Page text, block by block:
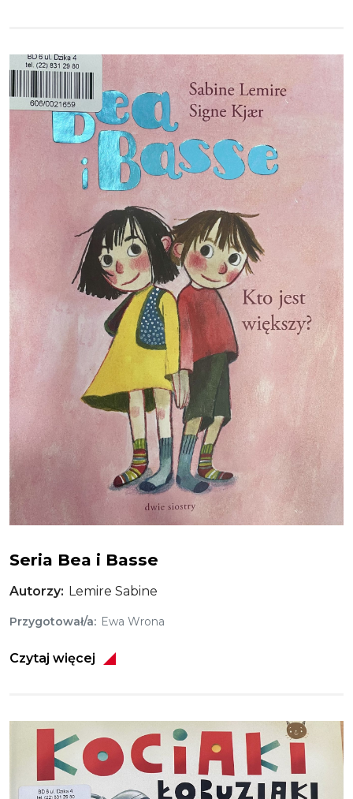
Obraz
Seria Bea i Basse
Autorzy Lemire Sabine
Przygotował/a Ewa Wrona
Czytaj więcej
Obraz